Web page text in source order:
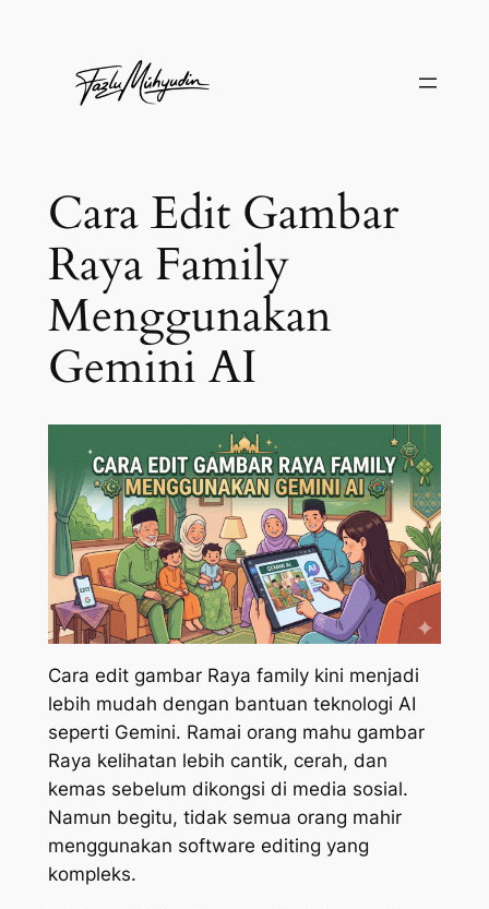
Cara Edit Gambar
Raya Family
Menggunakan
Gemini AI
Cara edit gambar Raya family kini menjadi
lebih mudah dengan bantuan teknologi AI
seperti Gemini. Ramai orang mahu gambar
Raya kelihatan lebih cantik, cerah, dan
kemas sebelum dikongsi di media sosial.
Namun begitu, tidak semua orang mahir
menggunakan software editing yang
kompleks.